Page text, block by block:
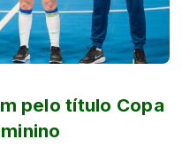
pelo título Copa